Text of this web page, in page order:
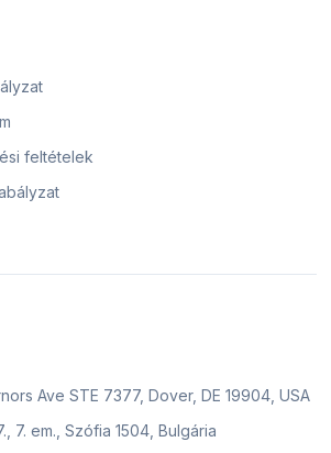
feltételek
Ave STE 7377, Dover, DE 19904, USA
7. em., Szófia 1504, Bulgária